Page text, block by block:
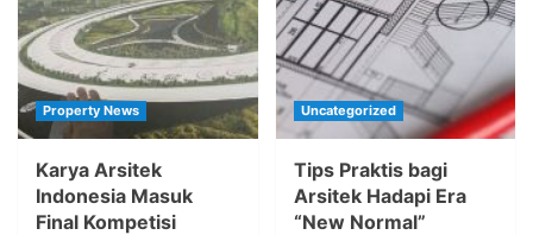
Property News
Karya Arsitek
Indonesia Masuk
Final Kompetisi
Uncategorized
Tips Praktis bagi
Arsitek Hadapi Era
“New Normal”